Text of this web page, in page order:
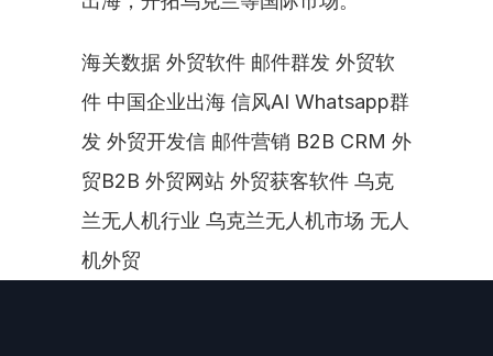
海关数据 外贸软件 邮件群发 外贸软
件 中国企业出海 信风AI Whatsapp群
发 外贸开发信 邮件营销 B2B CRM 外
贸B2B 外贸网站 外贸获客软件 乌克
兰无人机行业 乌克兰无人机市场 无人
机外贸